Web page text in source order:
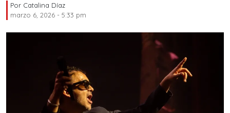
Por Catalina Díaz
marzo 6, 2026 - 5:33 pm